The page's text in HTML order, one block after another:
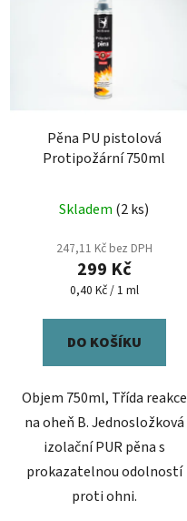
Pěna PU pistolová
Protipožární 750ml
Skladem (2 ks)
247,11 Kč bez DPH
299 Kč
Měrná
0,40 Kč / 1 ml
DO KOŠÍKU
Objem 750ml, Třída reakce
na oheň B. Jednosložková
izolační PUR pěna s
prokazatelnou odolností
proti ohni.